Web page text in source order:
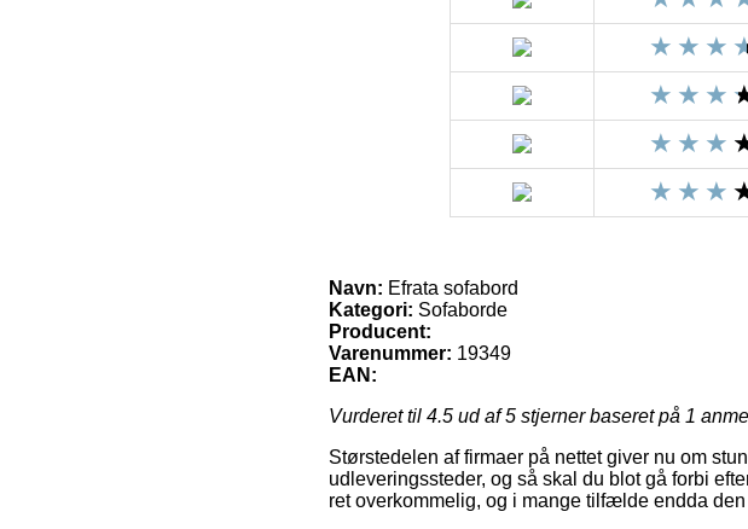
Navn: Efrata sofabord
Kategori: Sofaborde
Producent:
Varenummer: 19349
EAN:
Vurderet til 4.5 ud af 5 stjerner baseret på 1
Størstedelen af firmaer på nettet giver nu om
udleveringssteder, og så skal du blot gå forbi
ret overkommelig, og i mange tilfælde endda